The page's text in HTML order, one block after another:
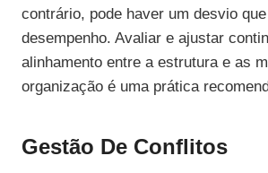
contrário, pode haver um desvio
desempenho. Avaliar e ajustar
alinhamento entre a estrutura e as
organização é uma prática
Gestão De Conflitos